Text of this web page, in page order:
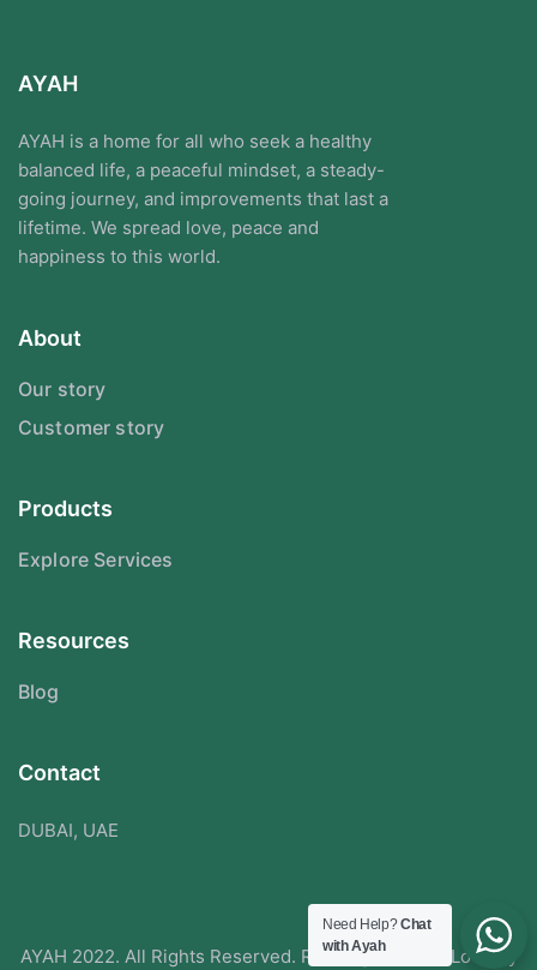
AYAH
AYAH is a home for all who seek a healthy
balanced life, a peaceful mindset, a steady-
going journey, and improvements that last a
lifetime. We spread love, peace and
happiness to this world.
About
Our story
Customer story
Products
Explore Services
Resources
Blog
Contact
DUBAI, UAE
AYAH 2022. All Rights Reserved. Redesigned With Love By
Need Help?Chat
with Ayah